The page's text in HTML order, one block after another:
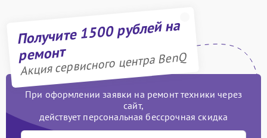
Получите 1500 рублей на
ремонт
Акция сервисного центра BenQ
При оформлении заявки на ремонт техники через
сайт,
действует персональная бессрочная скидка